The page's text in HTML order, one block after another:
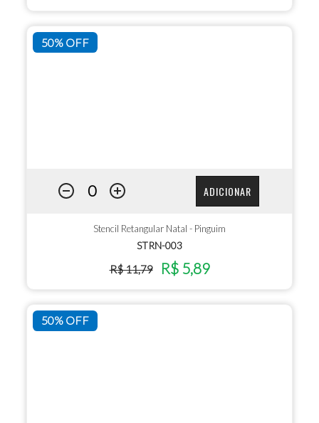
50% OFF
ADICIONAR
Stencil Retangular Natal - Pinguim
STRN-003
R$ 11,79 R$ 5,89
50% OFF